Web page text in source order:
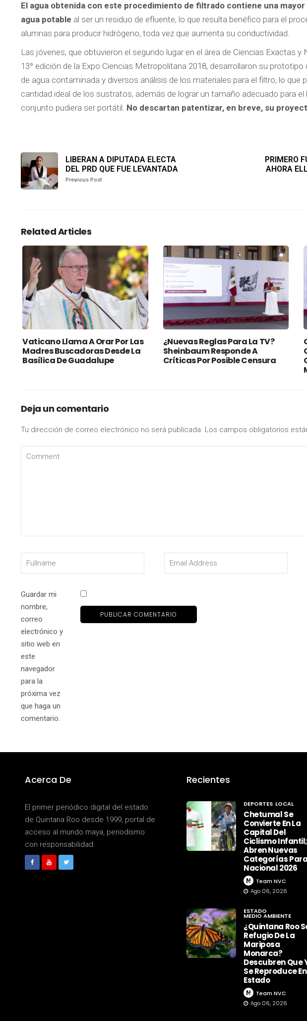
El agua obtenida con este procedimiento de filtrado contiene una
agua potable al ser un residuo de efluente, lo que resulta benéfico para el
alumnas para producir hidrógeno, toda vez que aumenta su conductividad.
Las jóvenes, que obtuvieron el segundo lugar en el área de Ciencias Exactas y
13ª edición de la Expo Ciencias Metropolitana 2018, desarrollaron su
de agua contaminada y diversos análisis de los materiales para el filtro, lo que
cantidad ideal de los sustratos, además de lograr un tamaño adecuado para el
conjunto pudiera ser portátil. No descartan patentizar, en breve, su
LIBERAN A DIPUTADA ELECTA
DEL PRD QUE FUE LEVANTADA
Previous Post
PRIMERO
AHORA
Related Articles
Vaticano Llama A Orar Por Las
Madres Buscadoras Desde La
Basílica De Guadalupe
¿Nuevas Reglas Para La TV?
Sheinbaum Responde A
Críticas Por Posible Censura
Deja un comentario
Tu dirección de correo electrónico no será publicada. Los campos obligatorios
Guardar mi
nombre,
correo
electrónico y
sitio web en
este
navegador
para la
próxima vez
que haga un
comentario.
Acerca De
El primer periódico digital del estado
de Quintana Roo desde 1999, portal de
acceso al mundo maya, periodismo
con responsabilidad.
Recientes
DEPORTES LOCAL
Chetumal Se
Convierte En La
Capital Del
Ciclismo Infantil;
Abren Nuevas
Categorías Para
Nacional 2026
Team NVC
Ago 06, 2026
ESTADO
MEDIO AMBIENTE
¿Quintana Roo
Refugio De La
Mariposa
Monarca?
Descubren Que
Se Reproduce En
Estado
Team NVC
Ago 06, 2026